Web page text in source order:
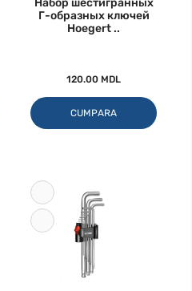
Набор шестигранных
Г-образных ключей
Hoegert ..
120.00 MDL
CUMPARA